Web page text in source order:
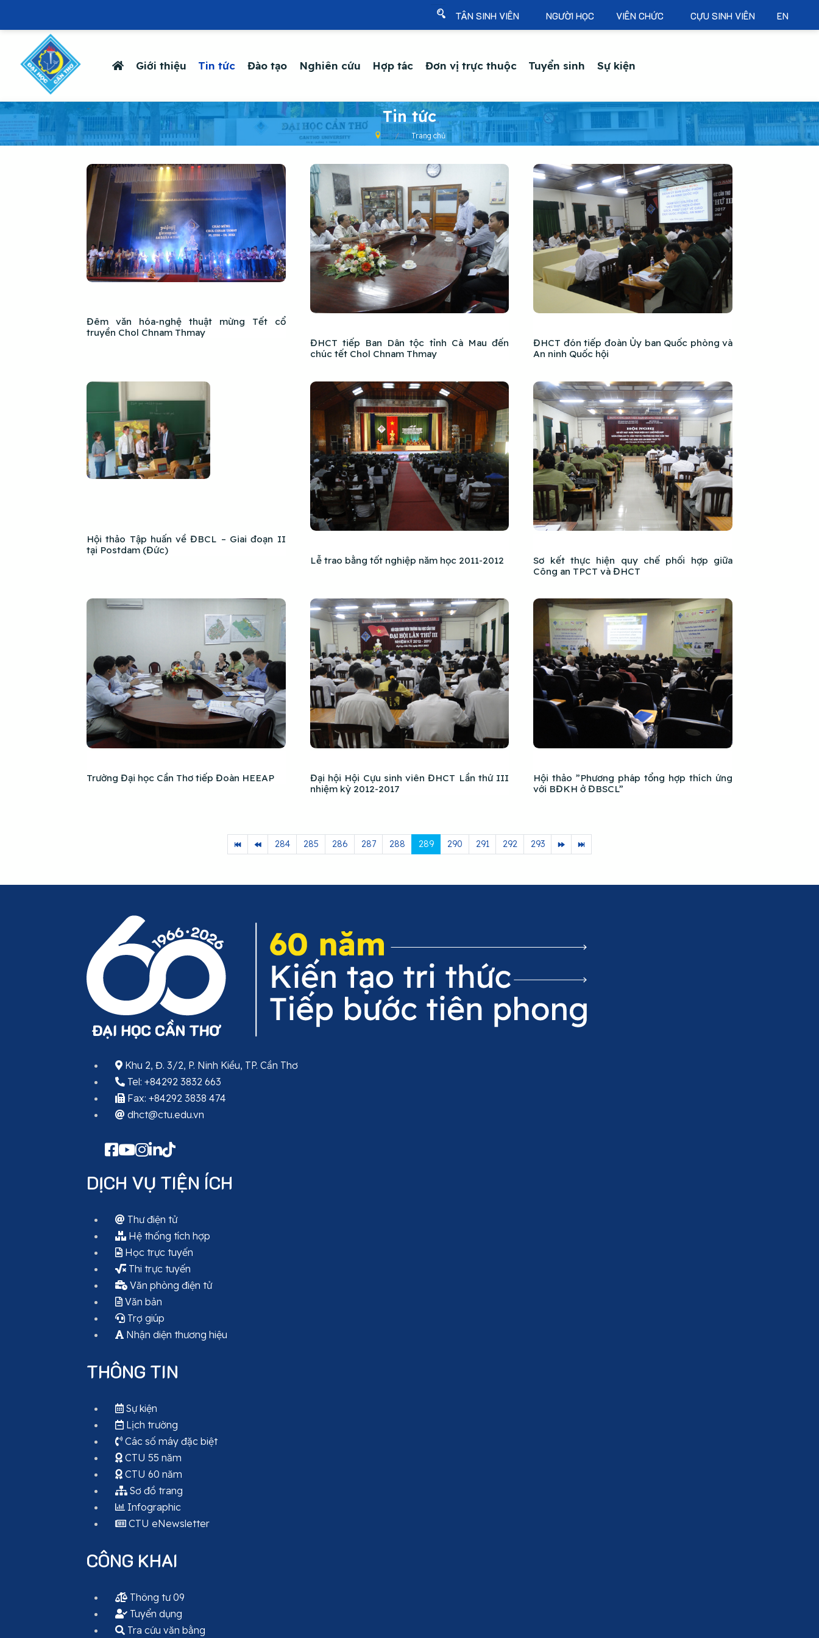
TÂN SINH VIÊN NGƯỜI HỌC VIÊN CHỨC CỰU SINH VIÊN EN
Giới thiệu Tin tức Đào tạo Nghiên cứu Hợp tác Đơn vị trực thuộc Tuyển sinh Sự kiện
- Tin tức
Trang chủ
Đêm văn hóa-nghệ thuật mừng Tết cổ
truyền Chol Chnam Thmay
ĐHCT tiếp Ban Dân tộc tỉnh Cà Mau đến
chúc tết Chol Chnam Thmay
ĐHCT đón tiếp đoàn Ủy ban Quốc phòng và
An ninh Quốc hội
Hội thảo Tập huấn về ĐBCL – Giai đoạn II
tại Postdam (Đức)
Lễ trao bằng tốt nghiệp năm học 2011-2012
Sơ kết thực hiện quy chế phối hợp giữa
Công an TPCT và ĐHCT
Trường Đại học Cần Thơ tiếp Đoàn HEEAP
Đại hội Hội Cựu sinh viên ĐHCT Lần thứ III
nhiệm kỳ 2012-2017
Hội thảo ”Phương pháp tổng hợp thích ứng
với BĐKH ở ĐBSCL”
284 285 286 287 288 289 290 291 292 293
Khu 2, Đ. 3/2, P. Ninh Kiều, TP. Cần Thơ
Tel: +84292 3832 663
Fax: +84292 3838 474
dhct@ctu.edu.vn
DỊCH VỤ TIỆN ÍCH
Thư điện tử
Hệ thống tích hợp
Học trực tuyến
Thi trực tuyến
Văn phòng điện tử
Văn bản
Trợ giúp
Nhận diện thương hiệu
THÔNG TIN
Sự kiện
Lịch trường
Các số máy đặc biệt
CTU 55 năm
CTU 60 năm
Sơ đồ trang
Infographic
CTU eNewsletter
CÔNG KHAI
Thông tư 09
Tuyển dụng
Tra cứu văn bằng